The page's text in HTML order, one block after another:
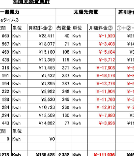
ホクシンの歩み
自慢の大工
会社概要
家づくりについて
自然素材の家
職人の技
省エネと性能
安心・保証
家づくりの流れ